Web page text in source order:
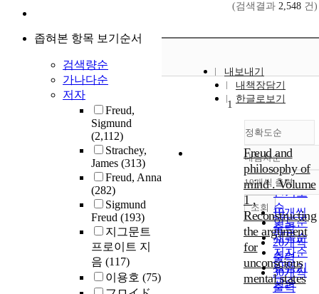
좁혀본 항목 보기순서
검색량순
가나다순
저자
Freud,
Sigmund
(2,112)
Strachey,
James (313)
Freud, Anna
(282)
Sigmund
Freud (193)
지그문트
프로이트 지
음 (117)
이용호 (75)
(검색결과 2,548 건)
내보내기
내책장담기
한글로보기
정확도순
정확도
순
인기도
순
연도순
제목순
저자순
발행기
관순
내림차순
내림차순
10개씩 출력
10개씩
출력
20개씩
출력
30개씩
출력
조회
1
Freud and
philosophy of
mind . Volume
1 ,
Reconstructing
the argument
for
unconscious
mental states